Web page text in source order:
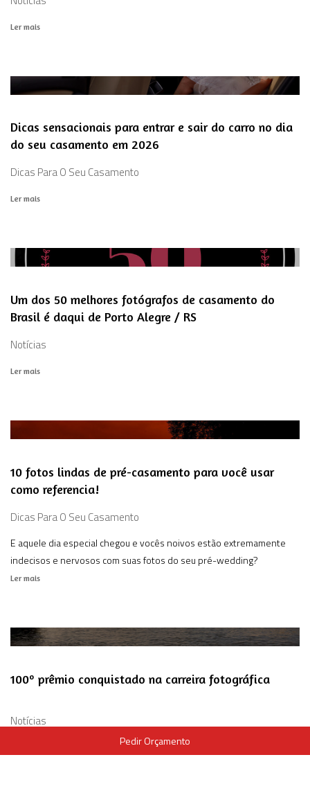
Ler mais
Dicas sensacionais para entrar e sair do carro no dia
do seu casamento em 2026
Dicas Para O Seu Casamento
Ler mais
Um dos 50 melhores fotógrafos de casamento do
Brasil é daqui de Porto Alegre / RS
Notícias
Ler mais
10 fotos lindas de pré-casamento para você usar
como referencia!
Dicas Para O Seu Casamento
E aquele dia especial chegou e vocês noivos estão extremamente
indecisos e nervosos com suas fotos do seu pré-wedding?
Ler mais
100º prêmio conquistado na carreira fotográfica
Notícias
Pedir Orçamento